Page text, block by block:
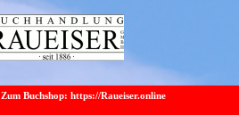
Zum Buchshop: https://Raueiser.online